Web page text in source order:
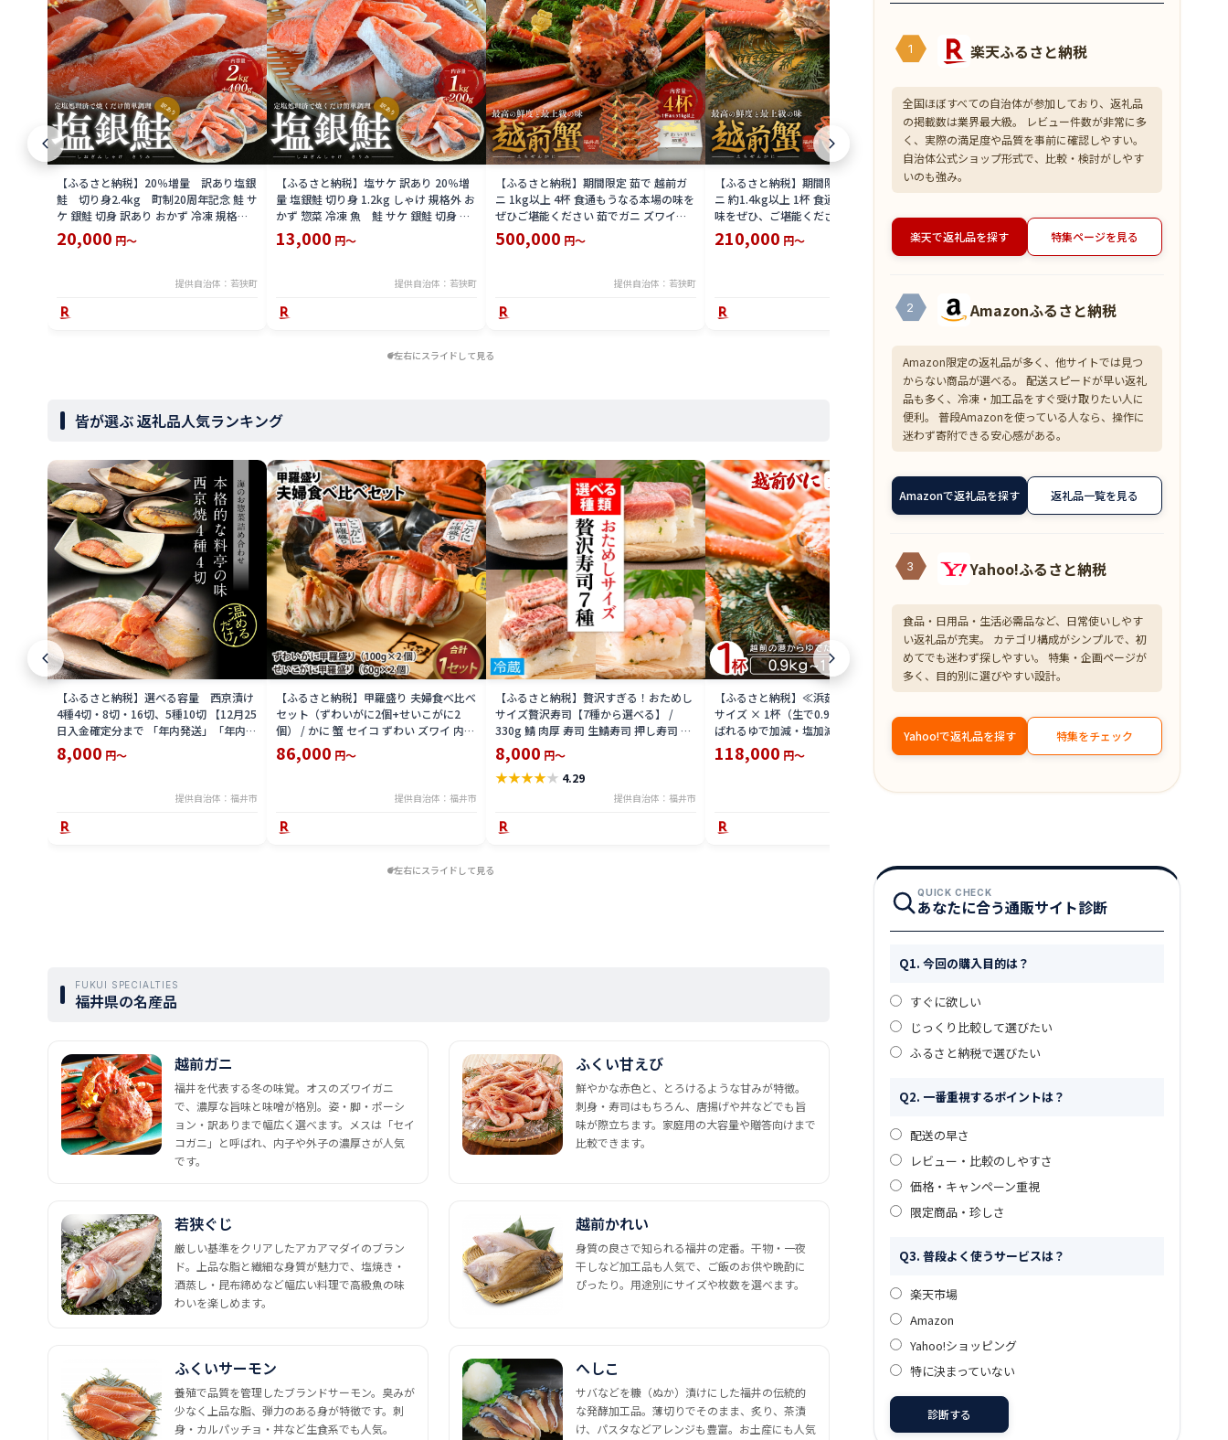
【ふるさと納税】20％増量 訳あり塩銀
鮭 切り身2.4kg 町制20周年記念 鮭 サ
ケ 銀鮭 切身 訳あり おかず 冷凍 規格外
お取り寄せ 福井県 若狭町
20,000 円～
提供自治体：若狭町
【ふるさと納税】塩サケ 訳あり 20％増
量 塩銀鮭 切り身 1.2kg しゃけ 規格外 お
かず 惣菜 冷凍 魚 鮭 サケ 銀鮭 切身 お
取り寄せ
13,000 円～
提供自治体：若狭町
【ふるさと納税】期間限定 茹で 越前ガ
ニ 1kg以上 4杯 食通もうなる本場の味を
ぜひご堪能ください 茹でガニ ズワイガ
ニ カニ 蟹 海鮮 福井県 若狭町 お届け：
2025年11月10日～2026年3月31日（年
500,000 円～
提供自治体：若狭町
【ふるさと納税】期間限定 茹で 越前ガ
ニ 約1.4kg以上 1杯 食通もうなる本場の
味をぜひ、ご堪能ください カニ 蟹 かに
茹でカニ 越前蟹 カニセット 魚介 魚介類
海鮮 海鮮セット 福井 福井県 若狭町 お
210,000 円～
【ふるさと納税】塩さば切身(昆布だし
(700g) 鯖 サバ 鮭 銀鮭 サケ 海鮮 切り身
魚 冷凍 家庭用 訳アリ
12,000円～
味をぜひ、ご
海鮮 海鮮セ
左右にスライドして見る
皆が選ぶ 返礼品人気ランキング
【ふるさと納税】選べる容量 西京漬け
4種4切・8切・16切、5種10切 【12月25
日入金確定分まで 「年内発送」「年内配
送」「年内お届け」】/ レンジで温める
だけ 西京焼き 湯煎 西京漬 送料無料
8,000 円～
提供自治体：福井市
【ふるさと納税】甲羅盛り 夫婦食べ比べ
セット（ずわいがに2個+せいこがに2
個） / かに 蟹 セイコ ずわい ズワイ 内子
外子 国産 冷凍 冬 冬の味覚 珍味 グルメ
国産 送料無料 [H-065050]
86,000 円～
提供自治体：福井市
【ふるさと納税】贅沢すぎる！おためし
サイズ贅沢寿司【7種から選べる】 /
330g 鯖 肉厚 寿司 生鯖寿司 押し寿司 ご
褒美 おためし用 一人前 サバ 海鮮 棒寿司
バッテラ 魚貝 懐石料理 冷蔵配送 四季食
彩 萩 送料無料 [A-013025]
8,000 円～
★★★★★ 4.29
提供自治体：福井市
【ふるさと納税】≪浜茹で≫越前がに 大
サイズ × 1杯（生で0.9〜1kg）地元で喜
ばれるゆで加減・塩加減で越前の港から
直送！【雄 ズワイガニ ずわいがに 越前
ガニ 姿 ボイル 冷蔵 福井県】【2月発送
分】希望日指定可 備考欄に希望日をご記
118,000 円～
【ふるさと納税】＜数量限定＞港町つる
がの潮風感じる 創作 海鮮丼の素 浜焼き
鯖 × Sio檸檬ペッパー 5食セット 若狭名
物 浜焼き鯖を贅沢に使用 丼 どんぶり 海
18,000円～
【ふるさと納
焼くだけ！ 骨
魚 焼魚 焼く
赤魚 銀ダラ
10,000
左右にスライドして見る
FUKUI SPECIALTIES
福井県の名産品
越前ガニ
福井を代表する冬の味覚。オスのズワイガニ
で、濃厚な旨味と味噌が格別。姿・脚・ポーシ
ョン・訳ありまで幅広く選べます。メスは「セイ
コガニ」と呼ばれ、内子や外子の濃厚さが人気
です。
ふくい甘えび
鮮やかな赤色と、とろけるような甘みが特徴。
刺身・寿司はもちろん、唐揚げや丼などでも旨
味が際立ちます。家庭用の大容量や贈答向けまで
比較できます。
若狭ぐじ
厳しい基準をクリアしたアカアマダイのブラン
ド。上品な脂と繊細な身質が魅力で、塩焼き・
酒蒸し・昆布締めなど幅広い料理で高級魚の味
わいを楽しめます。
越前かれい
身質の良さで知られる福井の定番。干物・一夜
干しなど加工品も人気で、ご飯のお供や晩酌に
ぴったり。用途別にサイズや枚数を選べます。
ふくいサーモン
養殖で品質を管理したブランドサーモン。臭みが
少なく上品な脂、弾力のある身が特徴です。刺
身・カルパッチョ・丼など生食系でも人気。
へしこ
サバなどを糠（ぬか）漬けにした福井の伝統的
な発酵加工品。薄切りでそのまま、炙り、茶漬
け、パスタなどアレンジも豊富。お土産にも人気
1 楽天ふるさと納税
全国ほぼすべての自治体が参加しており、返礼品
の掲載数は業界最大級。 レビュー件数が非常に多
く、実際の満足度や品質を事前に確認しやすい。
自治体公式ショップ形式で、比較・検討がしやす
いのも強み。
楽天で返礼品を探す 特集ページを見る
2 Amazonふるさと納税
Amazon限定の返礼品が多く、他サイトでは見つ
からない商品が選べる。 配送スピードが早い返礼
品も多く、冷凍・加工品をすぐ受け取りたい人に
便利。 普段Amazonを使っている人なら、操作に
迷わず寄附できる安心感がある。
Amazonで返礼品を探す 返礼品一覧を見る
3 Yahoo!ふるさと納税
食品・日用品・生活必需品など、日常使いしやす
い返礼品が充実。 カテゴリ構成がシンプルで、初
めてでも迷わず探しやすい。 特集・企画ページが
多く、目的別に選びやすい設計。
Yahoo!で返礼品を探す 特集をチェック
QUICK CHECK
あなたに合う通販サイト診断
Q1. 今回の購入目的は？
すぐに欲しい
じっくり比較して選びたい
ふるさと納税で選びたい
Q2. 一番重視するポイントは？
配送の早さ
レビュー・比較のしやすさ
価格・キャンペーン重視
限定商品・珍しさ
Q3. 普段よく使うサービスは？
楽天市場
Amazon
Yahoo!ショッピング
特に決まっていない
診断する